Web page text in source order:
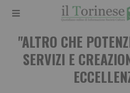
"ALTRO CHE
SERVIZI E